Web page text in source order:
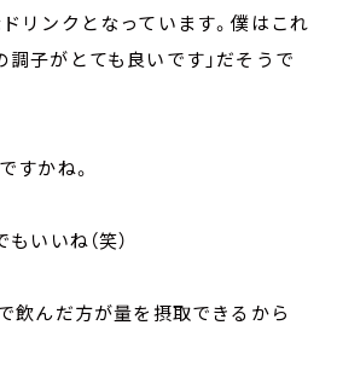
リンクとなっています。僕はこれ
子がとても良いです」だそうで
すかね。
いいね（笑）
飲んだ方が量を摂取できるから